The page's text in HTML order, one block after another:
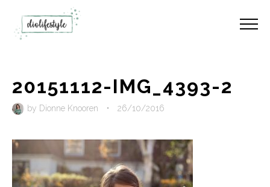
20151112-IMG_4393-2
by Dionne Knooren • 26/10/2016